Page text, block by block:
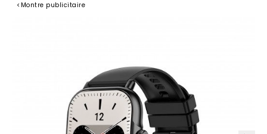
< Montre publicitaire